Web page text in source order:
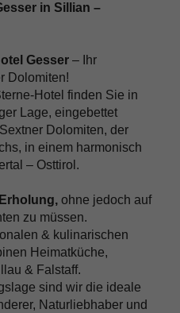
in Sillian –
Gesser – Ihr
Dolomiten!
Hotel finden Sie in
Lage, eingebettet
Dolomiten, der
in einem harmonisch
– Osttirol.
ohne jedoch auf
zu müssen.
& kulinarischen
Heimatküche,
& Falstaff.
sind wir die ideale
Naturliebhaber und